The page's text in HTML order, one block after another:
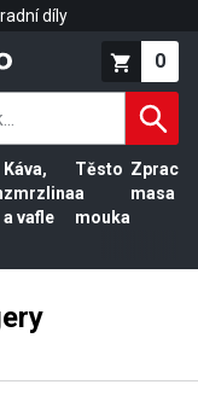
díly
0
Káva,
zmrzlina
a vafle
Těsto
a
mouka
masa